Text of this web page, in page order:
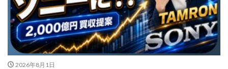
2026年8月1日